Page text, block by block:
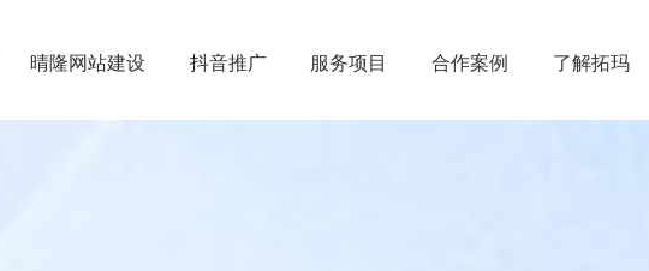
晴隆网站建设 抖音推广 服务项目 合作案例 了解拓玛